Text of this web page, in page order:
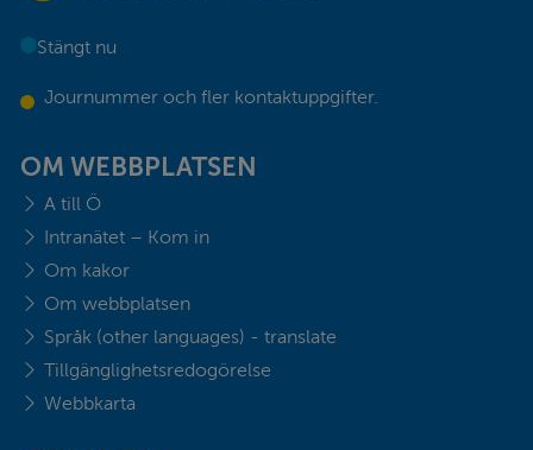
Stängt nu
Journummer och fler kontaktuppgifter.
OM WEBBPLATSEN
A till Ö
Intranätet – Kom in
Om kakor
Om webbplatsen
Språk (other languages) - translate
Tillgänglighetsredogörelse
Webbkarta